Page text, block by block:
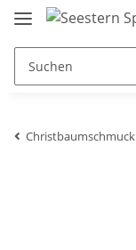
Christbaumschmuck